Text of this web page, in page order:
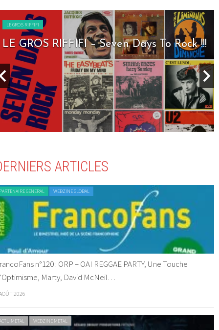
LE GROS RIFFIFI
LE GROS RIFFIFI – Seven Days To Rock !!!
ARTICLES
GENERAL WEBZINE GLOBAL
n°120 : ORP – OAI REGGAE PARTY, Une Touche
Marty, David McNeil…
2026
METAL WEBZINE METAL